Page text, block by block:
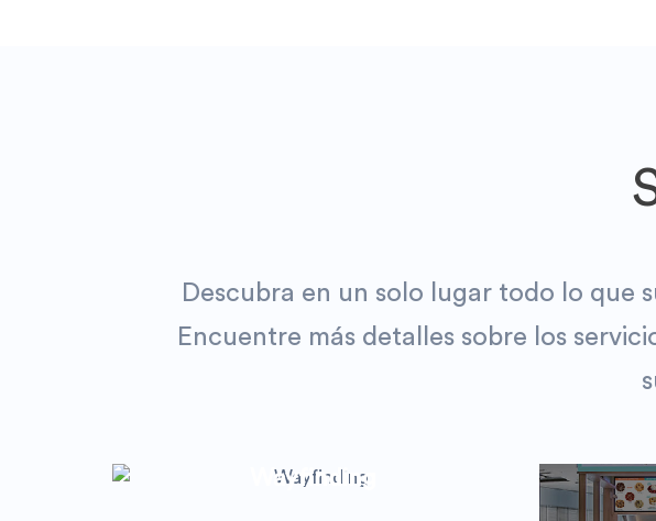
Descubra en un solo lugar todo lo que
Encuentre más detalles sobre los
Wayfinding